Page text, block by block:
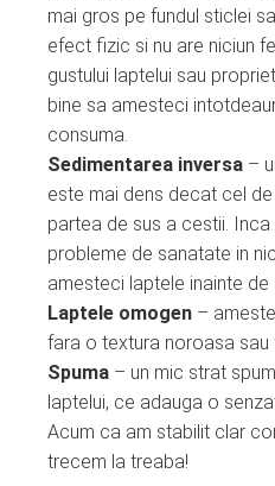
mai gros pe fundul sticlei
efect fizic si nu are niciun
gustului laptelui sau
bine sa amesteci
consuma.
Sedimentarea inversa –
este mai dens decat cel
partea de sus a cestii. Inca
probleme de sanatate in
amesteci laptele inainte de
Laptele omogen –
fara o textura noroasa sau
Spuma – un mic strat
laptelui, ce adauga o
Acum ca am stabilit clar
trecem la treaba!